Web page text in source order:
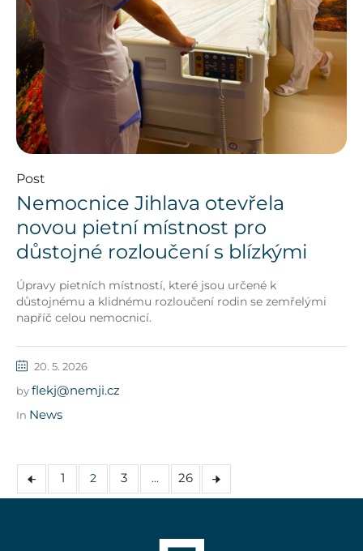
Post
Nemocnice Jihlava otevřela
novou pietní místnost pro
důstojné rozloučení s blízkými
Úpravy pietních místností, které jsou určené k
důstojnému a klidnému rozloučení rodin se zemřelými
napříč celou nemocnicí.
20. 5. 2026
byflekj@nemji.cz
In News
1 2 3 … 26